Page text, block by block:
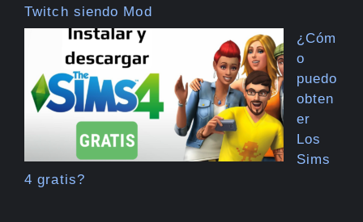
Twitch siendo Mod
¿Cóm
o
puedo
obten
er
Los
Sims
4 gratis?